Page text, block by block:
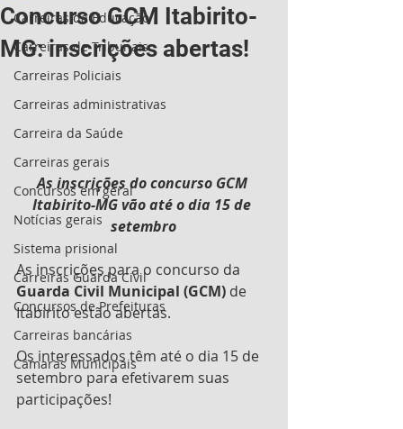
Carreiras da Educação
Carreiras de Tribunais
Carreiras Policiais
Carreiras administrativas
Carreira da Saúde
Carreiras gerais
Concursos em geral
Notícias gerais
Sistema prisional
Carreiras Guarda Civil
Concursos de Prefeituras
Carreiras bancárias
Câmaras Municipais
Concurso GCM Itabirito-
MG: inscrições abertas!
As inscrições do concurso GCM
Itabirito-MG vão até o dia 15 de
setembro
As inscrições para o concurso da
Guarda Civil Municipal (GCM) de
Itabirito estão abertas.
Os interessados têm até o dia 15 de
setembro para efetivarem suas
participações!